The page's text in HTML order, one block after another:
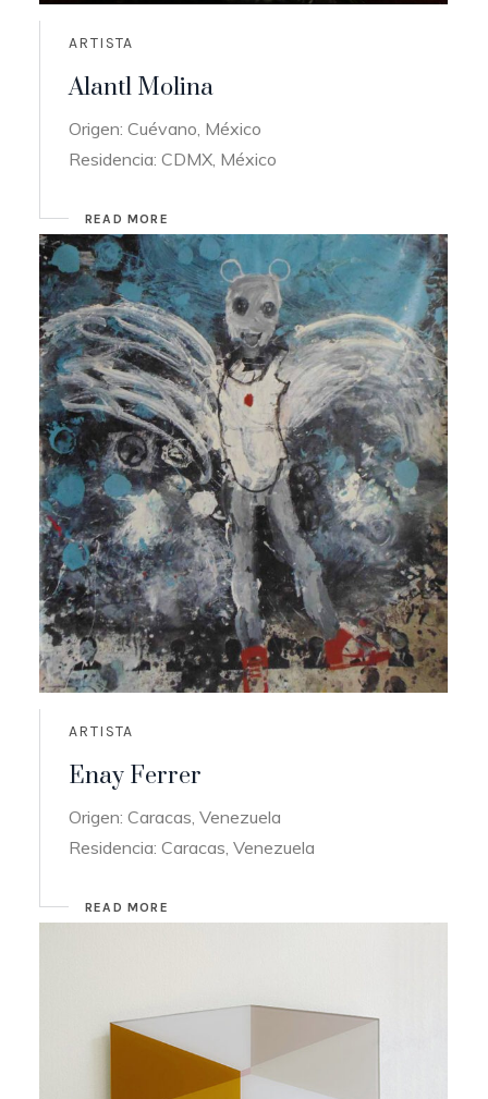
ARTISTA
Alantl Molina
Origen: Cuévano, México
Residencia: CDMX, México
READ MORE
ARTISTA
Enay Ferrer
Origen: Caracas, Venezuela
Residencia: Caracas, Venezuela
READ MORE